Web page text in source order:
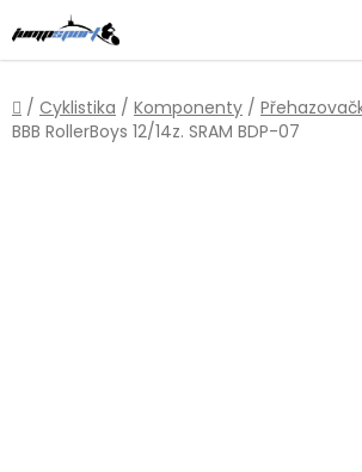
na
obsah
Domů
/ Cyklistika / Komponenty /
BBB RollerBoys 12/14z. SRAM BDP-07